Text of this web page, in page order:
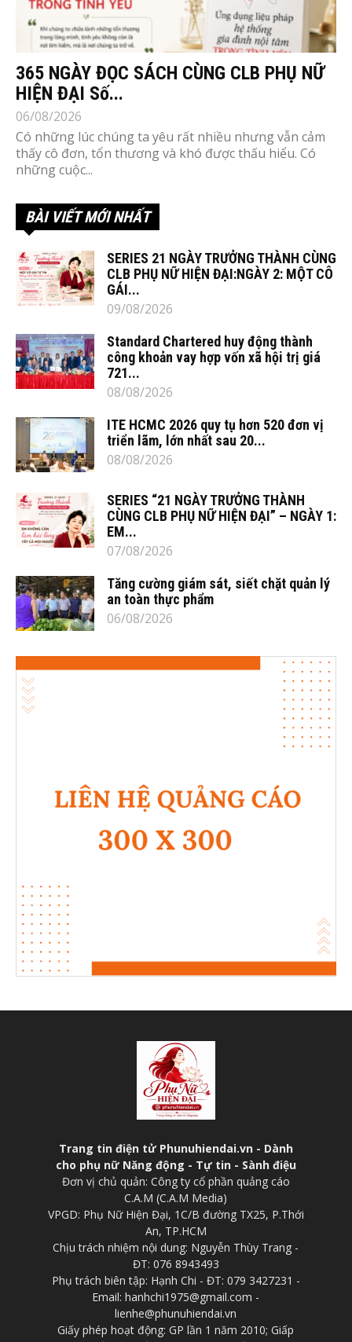
365 NGÀY ĐỌC SÁCH CÙNG CLB PHỤ NỮ
HIỆN ĐẠI Số...
06/08/2026
Có những lúc chúng ta yêu rất nhiều nhưng vẫn cảm
thấy cô đơn, tổn thương và khó được thấu hiểu. Có
những cuộc...
BÀI VIẾT MỚI NHẤT
SERIES 21 NGÀY TRƯỞNG THÀNH CÙNG
CLB PHỤ NỮ HIỆN ĐẠI:NGÀY 2: MỘT CÔ
GÁI...
09/08/2026
Standard Chartered huy động thành
công khoản vay hợp vốn xã hội trị giá
721...
08/08/2026
ITE HCMC 2026 quy tụ hơn 520 đơn vị
triển lãm, lớn nhất sau 20...
08/08/2026
SERIES “21 NGÀY TRƯỞNG THÀNH
CÙNG CLB PHỤ NỮ HIỆN ĐẠI” – NGÀY 1:
EM...
07/08/2026
Tăng cường giám sát, siết chặt quản lý
an toàn thực phẩm
06/08/2026
Trang tin điện tử Phunuhiendai.vn - Dành
cho phụ nữ Năng động - Tự tin - Sành điệu
Đơn vị chủ quản: Công ty cổ phần quảng cáo
C.A.M (C.A.M Media)
VPGD: Phụ Nữ Hiện Đại, 1C/B đường TX25, P.Thới
An, TP.HCM
Chịu trách nhiệm nội dung: Nguyễn Thùy Trang -
ĐT: 076 8943493
Phụ trách biên tập: Hạnh Chi - ĐT: 079 3427231 -
Email: hanhchi1975@gmail.com -
lienhe@phunuhiendai.vn
Giấy phép hoạt động: GP lần 1 năm 2010; Giấp